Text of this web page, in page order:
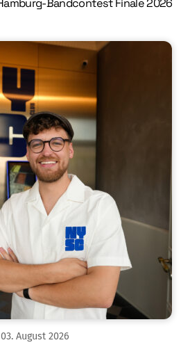
Bandcontest Finale 2026
03. August 2026